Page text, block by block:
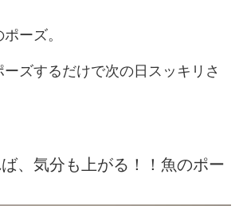
ーズ。
ズするだけで次の日スッキリさ
、気分も上がる！！魚のポー